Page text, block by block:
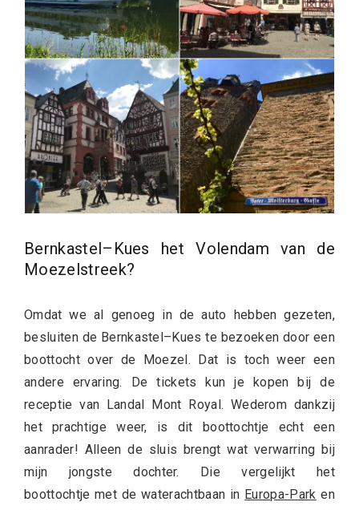
Bernkastel–Kues het Volendam van de
Moezelstreek?
Omdat we al genoeg in de auto hebben gezeten,
besluiten de Bernkastel–Kues te bezoeken door een
boottocht over de Moezel. Dat is toch weer een
andere ervaring. De tickets kun je kopen bij de
receptie van Landal Mont Royal. Wederom dankzij
het prachtige weer, is dit boottochtje echt een
aanrader! Alleen de sluis brengt wat verwarring bij
mijn jongste dochter. Die vergelijkt het
boottochtje met de waterachtbaan in Europa-Park en